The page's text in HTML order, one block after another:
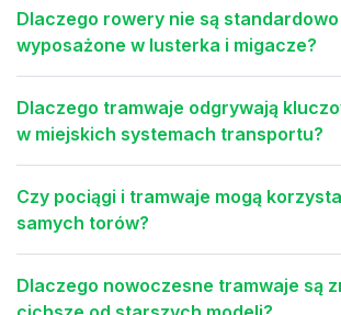
Dlaczego rowery nie są standardowo
wyposażone w lusterka i migacze?
Dlaczego tramwaje odgrywają
w miejskich systemach transportu?
Czy pociągi i tramwaje mogą
samych torów?
Dlaczego nowoczesne tramwaje są